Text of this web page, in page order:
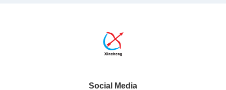
Social Media